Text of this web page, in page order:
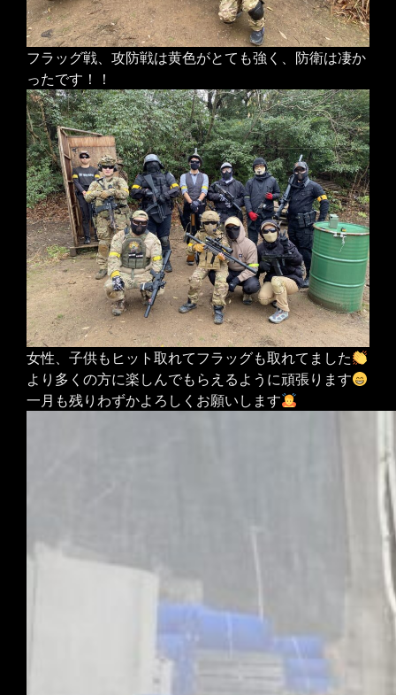
フラッグ戦、攻防戦は黄色がとても強く、防衛は凄か
ったです！！
女性、子供もヒット取れてフラッグも取れてました
より多くの方に楽しんでもらえるように頑張ります
一月も残りわずかよろしくお願いします